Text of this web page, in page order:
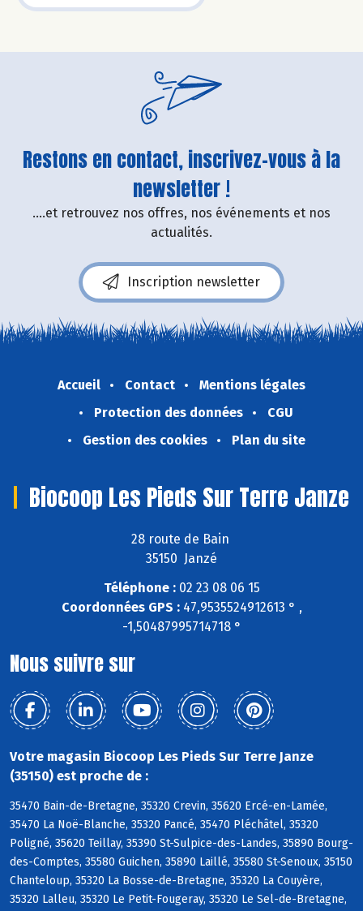
Restons en contact, inscrivez-vous à la
newsletter !
....et retrouvez nos offres, nos événements et nos
actualités.
Inscription newsletter
Accueil Contact
Mentions légales
Protection des données
CGU
Gestion des cookies
Plan du site
Biocoop Les Pieds Sur Terre Janze
28 route de Bain
35150 Janzé
Téléphone :02 23 08 06 15
Coordonnées GPS :47,9535524912613 ° ,
-1,50487995714718 °
Nous suivre sur
Votre magasin Biocoop Les Pieds Sur Terre Janze
(35150) est proche de :
35470 Bain-de-Bretagne, 35320 Crevin, 35620 Ercé-en-Lamée,
35470 La Noë-Blanche, 35320 Pancé, 35470 Pléchâtel, 35320
Poligné, 35620 Teillay, 35390 St-Sulpice-des-Landes, 35890 Bourg-
des-Comptes, 35580 Guichen, 35890 Laillé, 35580 St-Senoux, 35150
Chanteloup, 35320 La Bosse-de-Bretagne, 35320 La Couyère,
35320 Lalleu, 35320 Le Petit-Fougeray, 35320 Le Sel-de-Bretagne,